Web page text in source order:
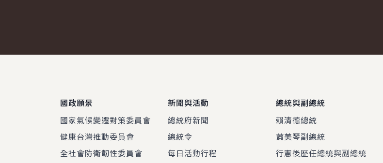
國政願景
國家氣候變遷對策委員會
健康台灣推動委員會
全社會防衛韌性委員會
新聞與活動
總統府新聞
總統令
每日活動行程
總統與副總統
賴清德總統
蕭美琴副總統
行憲後歷任總統與副總統